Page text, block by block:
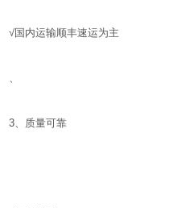
√国内运输顺丰速运为主
、
3、质量可靠